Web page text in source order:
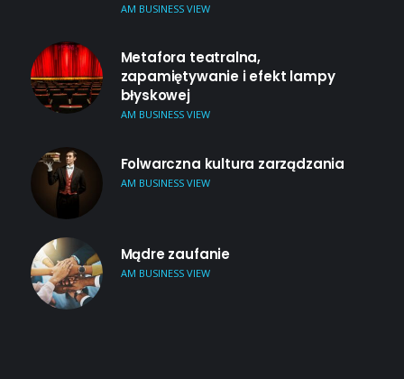
AM BUSINESS VIEW
Metafora teatralna,
zapamiętywanie i efekt lampy
błyskowej
AM BUSINESS VIEW
Folwarczna kultura zarządzania
AM BUSINESS VIEW
Mądre zaufanie
AM BUSINESS VIEW